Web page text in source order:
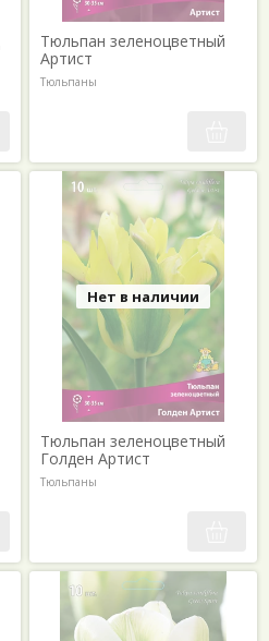
Тюльпан зеленоцветный
Артист
Тюльпаны
Нет в наличии
Тюльпан зеленоцветный
Голден Артист
Тюльпаны